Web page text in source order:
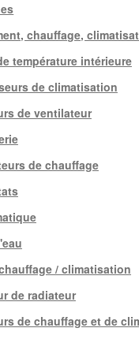
chauffage,
température intérieure
de climatisation
de ventilateur
de chauffage
/ climatisation
de radiateur
de chauffage et de